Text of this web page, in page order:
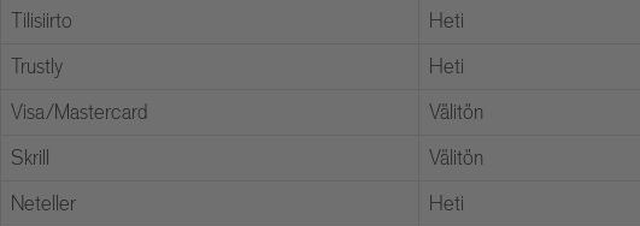
Tilisiirto
Heti
Trustly
Heti
Visa/Mastercard
Välitön
Skrill
Välitön
Neteller
Heti